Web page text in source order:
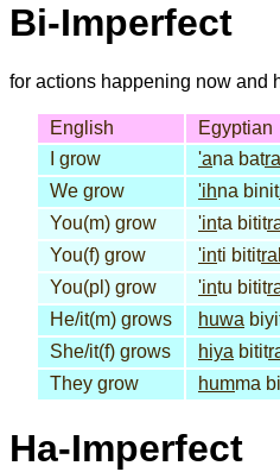
Bi-Imperfect
for actions happening now and
English
Egyptian
I grow
'ana bat
We grow
'ihna binit
You(m) grow
'inta bitit
You(f) grow
'inti bitit
You(pl) grow
'intu bitit
He/it(m) grows
huwa
She/it(f) grows
hiya bitit
They grow
humma
Ha-Imperfect